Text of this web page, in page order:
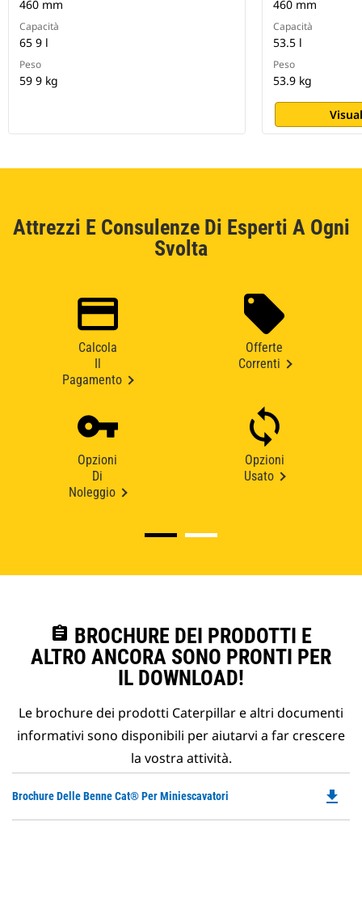
460 mm
Capacità
65 9 l
Peso
59 9 kg
460 mm
Capacità
53.5 l
Peso
53.9 kg
Attrezzi E Consulenze Di Esperti A Ogni
Svolta
Calcola
Pagamento
Offerte
Correnti
Opzioni
Di
Noleggio
Opzioni
Usato
assignment BROCHURE DEI PRODOTTI E
ALTRO ANCORA SONO PRONTI PER
IL DOWNLOAD!
Le brochure dei prodotti Caterpillar e altri documenti
informativi sono disponibili per aiutarvi a far crescere
la vostra attività.
Brochure Delle Benne Cat® Per Miniescavatori file_download